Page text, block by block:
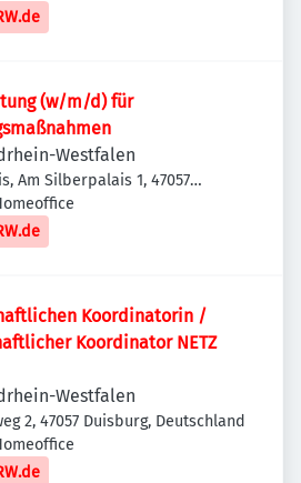
(w/m/d) für
Westfalen
Am Silberpalais 1, 47057
Koordinatorin /
Koordinator NETZ
Westfalen
2, 47057 Duisburg, Deutschland